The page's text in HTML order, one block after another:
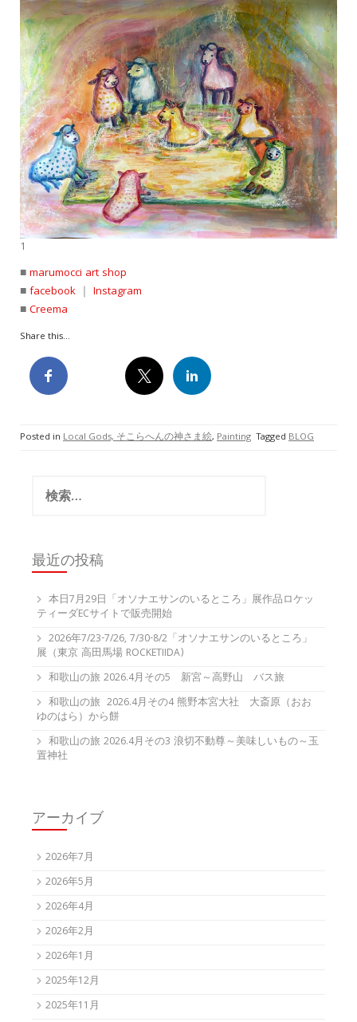
1
■marumocci art shop
■facebook ｜ Instagram
■Creema
Share this...
Posted in Local Gods, そこらへんの神さま絵, Painting Tagged BLOG
最近の投稿
本日7月29日「オソナエサンのいるところ」展作品ロケッ
ティーダECサイトで販売開始
2026年7/23-7/26, 7/30-8/2「オソナエサンのいるところ」
展（東京 高田馬場 ROCKETIIDA)
和歌山の旅 2026.4月その5 新宮～高野山 バス旅
和歌山の旅 2026.4月その4 熊野本宮大社 大斎原（おお
ゆのはら）から餅
和歌山の旅 2026.4月その3 浪切不動尊～美味しいもの～玉
置神社
アーカイブ
2026年7月
2026年5月
2026年4月
2026年2月
2026年1月
2025年12月
2025年11月